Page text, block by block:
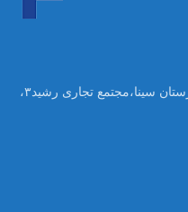
تهران ،خیابان امام خمینی،روبروی بیمارستان سینا،مجتمع تجاری رشید۳،